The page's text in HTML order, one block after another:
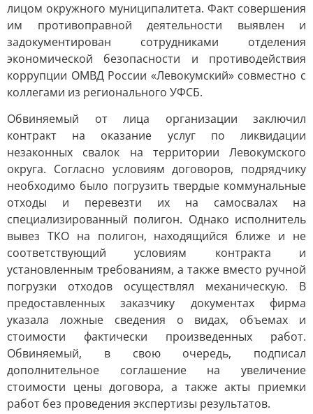
лицом окружного муниципалитета. Факт совершения
им противоправной деятельности выявлен и
задокументирован сотрудниками отделения
экономической безопасности и противодействия
коррупции ОМВД России «Левокумский» совместно с
коллегами из регионального УФСБ.
Обвиняемый от лица организации заключил
контракт на оказание услуг по ликвидации
незаконных свалок на территории Левокумского
округа. Согласно условиям договоров, подрядчику
необходимо было погрузить твердые коммунальные
отходы и перевезти их на самосвалах на
специализированный полигон. Однако исполнитель
вывез ТКО на полигон, находящийся ближе и не
соответствующий условиям контракта и
установленным требованиям, а также вместо ручной
погрузки отходов осуществлял механическую. В
предоставленных заказчику документах фирма
указала ложные сведения о видах, объемах и
стоимости фактически произведенных работ.
Обвиняемый, в свою очередь, подписал
дополнительное соглашение на увеличение
стоимости цены договора, а также акты приемки
работ без проведения экспертизы результатов.